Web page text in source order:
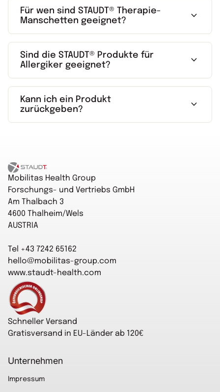
Für wen sind STAUDT® Therapie-
Manschetten geeignet?
expand_more
Sind die STAUDT® Produkte für
Allergiker geeignet?
expand_more
Kann ich ein Produkt
zurückgeben?
expand_more
Startseite
Mobilitas Health Group
Forschungs- und Vertriebs GmbH
Am Thalbach 3
4600 Thalheim/Wels
AUSTRIA
Tel +43 7242 65162
hello@mobilitas-group.com
www.staudt-health.com
Startseite
Schneller Versand
Gratisversand in EU-Länder ab 120€
Unternehmen
Impressum